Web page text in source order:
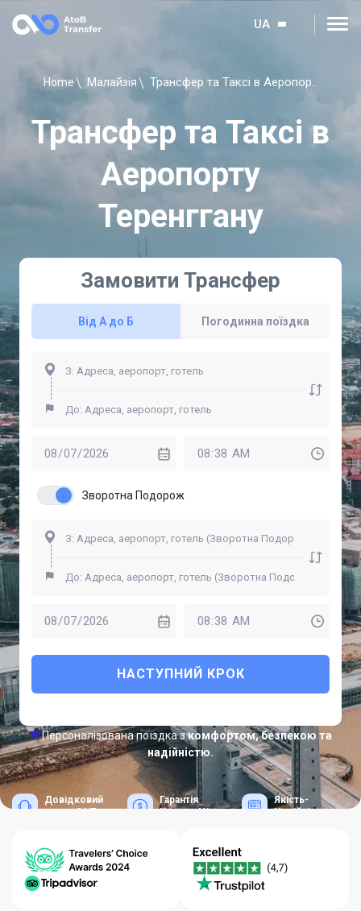
UA
Home Малайзія Трансфер та Таксі в Аеропорту Теренггану
Трансфер та Таксі в
Аеропорту
Теренггану
Замовити Трансфер
Від А до Б Погодинна поїздка
Зворотна Подорож
НАСТУПНИЙ КРОК
Персоналізована поїздка зкомфортом, безпекою та
надійністю.
Довідковий
центр 24/7
Гарантія
Кращих Цін
Якість-
Надійність